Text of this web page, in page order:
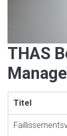
THAS
Titel